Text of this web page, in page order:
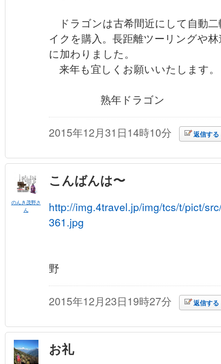
ドラゴンは古希間近にして自動
イクを購入。長距離ツーリングや
に加わりました。
来年も宜しくお願いいたします。
熟年ドラゴン
2015年12月31日14時10分 返信する
のんき茂野さ
ん
こんばんは〜
http://img.4travel.jp/img/tcs/t/pict/
361.jpg
野
2015年12月23日19時27分 返信する
お礼